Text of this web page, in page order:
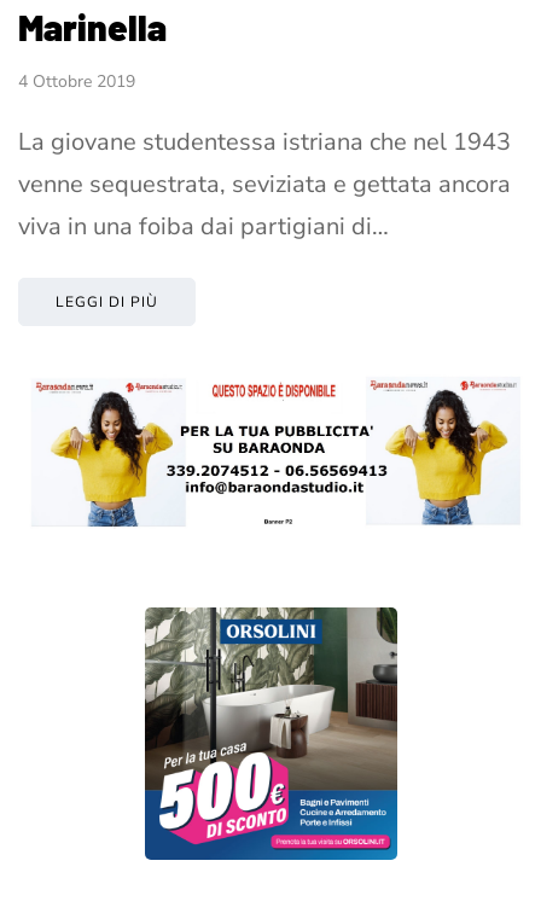
Marinella
4 Ottobre 2019
La giovane studentessa istriana che nel 1943
venne sequestrata, seviziata e gettata ancora
viva in una foiba dai partigiani di…
LEGGI DI PIÙ